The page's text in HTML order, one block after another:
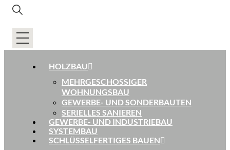
HOLZBAU
MEHRGESCHOSSIGER
WOHNUNGSBAU
GEWERBE- UND SONDERBAUTEN
SERIELLES SANIEREN
GEWERBE- UND INDUSTRIEBAU
SYSTEMBAU
SCHLÜSSELFERTIGES BAUEN